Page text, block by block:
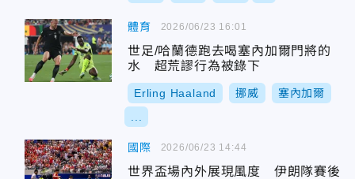
體育
世足/哈蘭德跑去喝塞內加爾門將的
水 超荒謬行為被錄下
Erling Haaland 挪威 塞內加爾
2026/06/23 16:01
國際
世界盃場內外展現風度 伊朗隊賽後
2026/06/23 14:44